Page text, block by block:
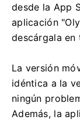
desde la App
aplicación
descárgala en
La versión
idéntica a la
ningún
Además, la